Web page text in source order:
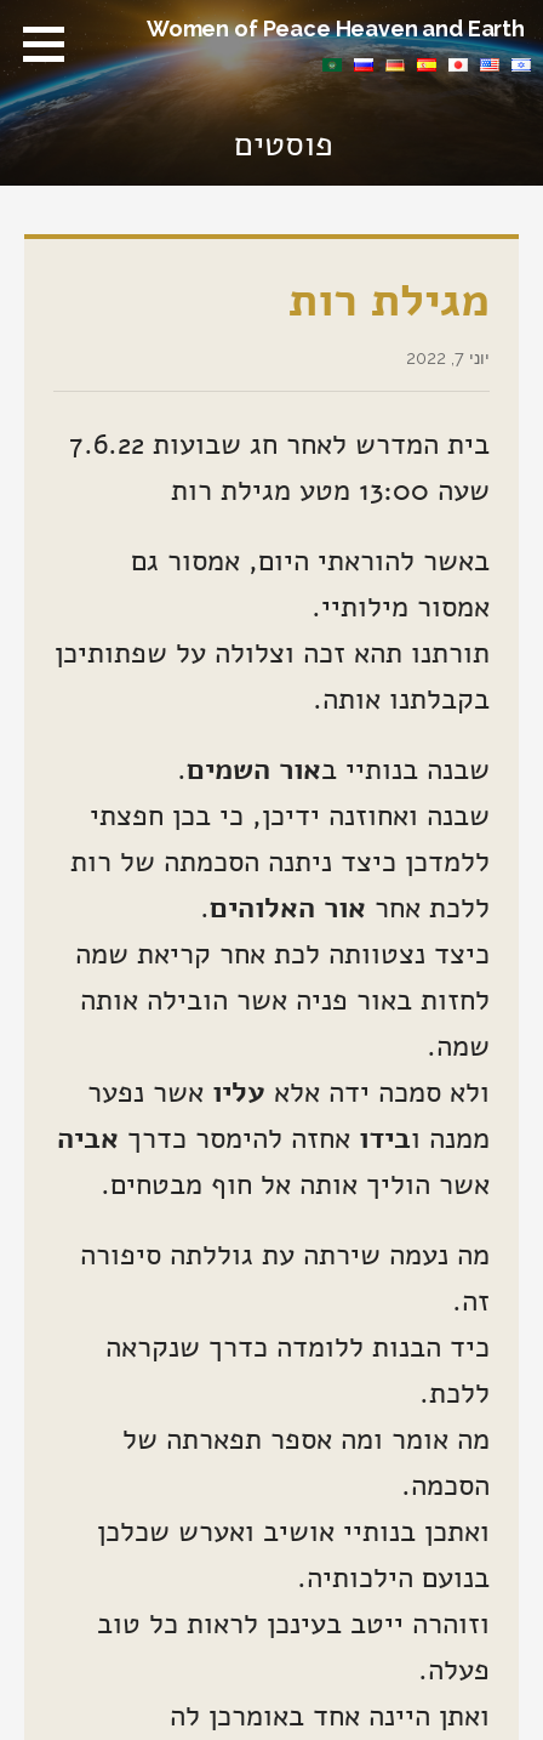
Skip
to
content
Women of Peace Heaven and Earth
פוסטים
מגילת רות
יוני 7, 2022
בית המדרש לאחר חג שבועות 7.6.22
שעה 13:00 מטע מגילת רות
באשר להוראתי היום, אמסור גם
אמסור מילותיי.
תורתנו תהא זכה וצלולה על שפתותיכן
בקבלתנו אותה.
שבנה בנותיי באור השמים.
שבנה ואחוזנה ידיכן, כי בכן חפצתי
ללמדכן כיצד ניתנה הסכמתה של רות
ללכת אחר אור האלוהים.
כיצד נצטוותה לכת אחר קריאת שמה
לחזות באור פניה אשר הובילה אותה
שמה.
ולא סמכה ידה אלא עליו אשר נפער
ממנה ובידו אחזה להימסר כדרך אביה
אשר הוליך אותה אל חוף מבטחים.
מה נעמה שירתה עת גוללתה סיפורה
זה.
כיד הבנות ללומדה כדרך שנקראה
ללכת.
מה אומר ומה אספר תפארתה של
הסכמה.
ואתכן בנותיי אושיב ואערש שכלכן
בנועם הילכותיה.
וזוהרה ייטב בעינכן לראות כל טוב
פעלה.
ואתן היינה אחד באומרכן לה